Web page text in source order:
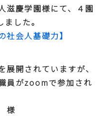
慶学園様にて、４園
した。
社会人基礎力】
開されていますが、
員がzoomで参加され
様